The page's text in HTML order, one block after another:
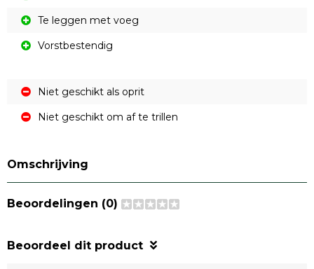
Te leggen met voeg
Vorstbestendig
Niet geschikt als oprit
Niet geschikt om af te trillen
Omschrijving
Beoordelingen (0)
Beoordeel dit product